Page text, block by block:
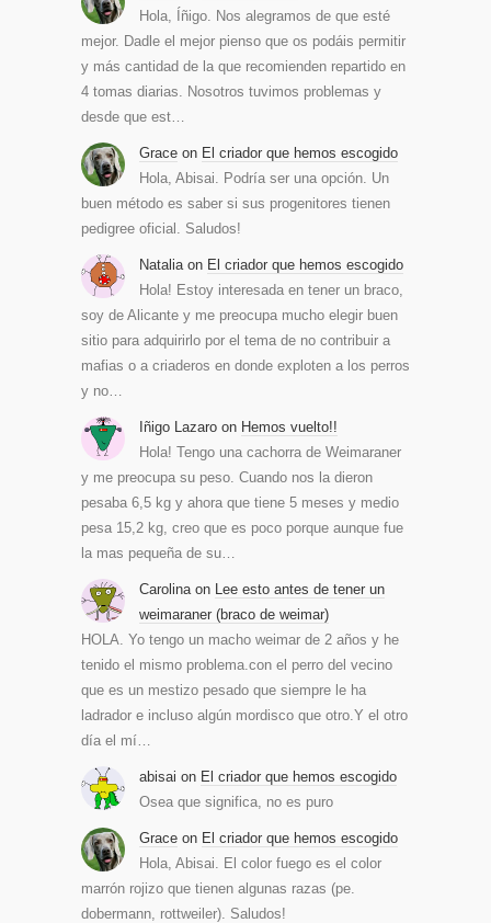
Hola, Íñigo. Nos alegramos de que esté
mejor. Dadle el mejor pienso que os podáis permitir
y más cantidad de la que recomienden repartido en
4 tomas diarias. Nosotros tuvimos problemas y
desde que est…
Grace on El criador que hemos escogido
Hola, Abisai. Podría ser una opción. Un
buen método es saber si sus progenitores tienen
pedigree oficial. Saludos!
Natalia on El criador que hemos escogido
Hola! Estoy interesada en tener un braco,
soy de Alicante y me preocupa mucho elegir buen
sitio para adquirirlo por el tema de no contribuir a
mafias o a criaderos en donde exploten a los perros
y no…
Iñigo Lazaro on Hemos vuelto!!
Hola! Tengo una cachorra de Weimaraner
y me preocupa su peso. Cuando nos la dieron
pesaba 6,5 kg y ahora que tiene 5 meses y medio
pesa 15,2 kg, creo que es poco porque aunque fue
la mas pequeña de su…
Carolina on Lee esto antes de tener un
weimaraner (braco de weimar)
HOLA. Yo tengo un macho weimar de 2 años y he
tenido el mismo problema.con el perro del vecino
que es un mestizo pesado que siempre le ha
ladrador e incluso algún mordisco que otro.Y el otro
día el mí…
abisai on El criador que hemos escogido
Osea que significa, no es puro
Grace on El criador que hemos escogido
Hola, Abisai. El color fuego es el color
marrón rojizo que tienen algunas razas (pe.
dobermann, rottweiler). Saludos!